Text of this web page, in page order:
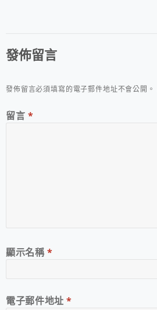
發佈留言
發佈留言必須填寫的電子郵件地址不會公開。
留言 *
顯示名稱*
電子郵件地址*